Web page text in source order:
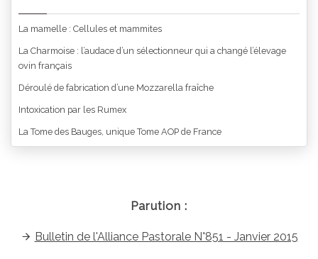
La mamelle : Cellules et mammites
La Charmoise : l’audace d’un sélectionneur qui a changé l’élevage
ovin français
Déroulé de fabrication d’une Mozzarella fraîche
Intoxication par les Rumex
La Tome des Bauges, unique Tome AOP de France
Parution :
Bulletin de l'Alliance Pastorale N°851 - Janvier 2015